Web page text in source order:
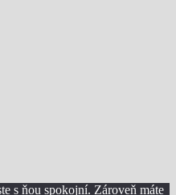
s ňou spokojní. Zároveň máte